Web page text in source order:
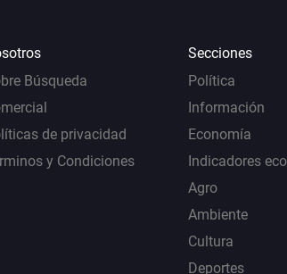
Búsqueda
de privacidad
y Condiciones
Secciones
Política
Información
Economía
Indicadores
Agro
Ambiente
Cultura
Deportes